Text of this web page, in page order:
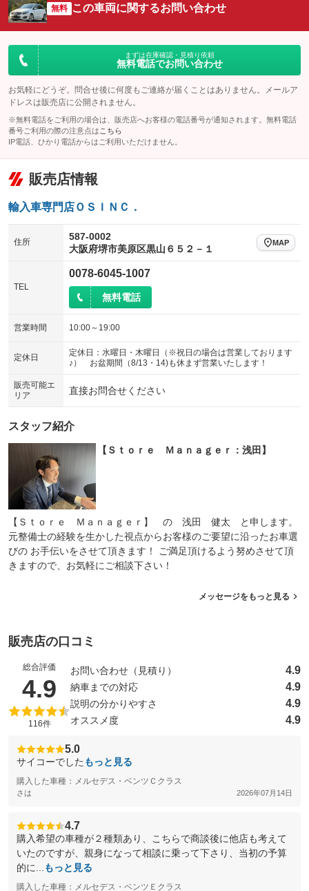
サイドカメラ
：装備なし ルーフレール
：装備なし
：装備なし
：装備なし
無料 この車両に関するお問い合わせ
まずは在庫確認・見積り依頼
無料電話でお問い合わせ
お気軽にどうぞ。問合せ後に何度もご連絡が届くことはありません。メールア
ドレスは販売店に公開されません。
※無料電話をご利用の場合は、販売店へお客様の電話番号が通知されます。無料電話
番号ご利用の際の注意点は こちら
IP電話、ひかり電話からはご利用いただけません。
販売店情報
輸入車専門店ＯＳＩＮＣ．
住所
587-0002
大阪府堺市美原区黒山６５２－１
MAP
TEL
0078-6045-1007
無料電話
営業時間 10:00～19:00
定休日
定休日：水曜日・木曜日（※祝日の場合は営業しております
♪） お盆期間（8/13・14)も休まず営業いたします！
販売可能エ
リア
直接お問合せください
スタッフ紹介
【Ｓｔｏｒｅ Ｍａｎａｇｅｒ：浅田】
【Ｓｔｏｒｅ Ｍａｎａｇｅｒ】 の 浅田 健太 と申します。
元整備士の経験を生かした視点からお客様のご要望に沿ったお車選
びの お手伝いをさせて頂きます！ ご満足頂けるよう努めさせて頂
きますので、お気軽にご相談下さい！
メッセージをもっと見る
販売店の口コミ
総合評価
4.9 （5点満点中）
116件
お問い合わせ（見積り） 4.9
納車までの対応 4.9
説明の分かりやすさ 4.9
オススメ度 4.9
5.0
サイコーでした もっと見る
購入した車種：メルセデス・ベンツＣクラス
さは 2026年07月14日
4.7
購入希望の車種が２種類あり、こちらで商談後に他店も考えて
いたのですが、親身になって相談に乗って下さり、当初の予算
的に...
もっと見る
購入した車種：メルセデス・ベンツＥクラス